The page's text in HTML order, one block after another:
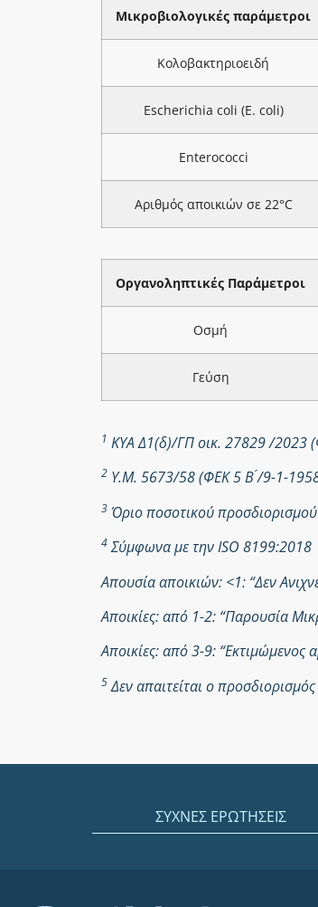
Μικροβιολογικές παράμετροι
Κολοβακτηριοειδή
Escherichia coli (E. coli)
Enterococci
Αριθμός αποικιών σε 22°C
Οργανοληπτικές Παράμετροι
Οσμή
Γεύση
1 ΚΥΑ Δ1(δ)/ΓΠ οικ. 27829 /2023
2 Υ.Μ. 5673/58 (ΦΕΚ 5 Β ́/9-1-
3 Όριο ποσοτικού
4Σύμφωνα με την ISO 8199:2018
Απουσία αποικιών: <1: “Δεν
Αποικίες: από 1-2: “Παρουσία
Αποικίες: από 3-9:
5Δεν απαιτείται ο
ΣΥΧΝΕΣ ΕΡΩΤΗΣΕΙΣ